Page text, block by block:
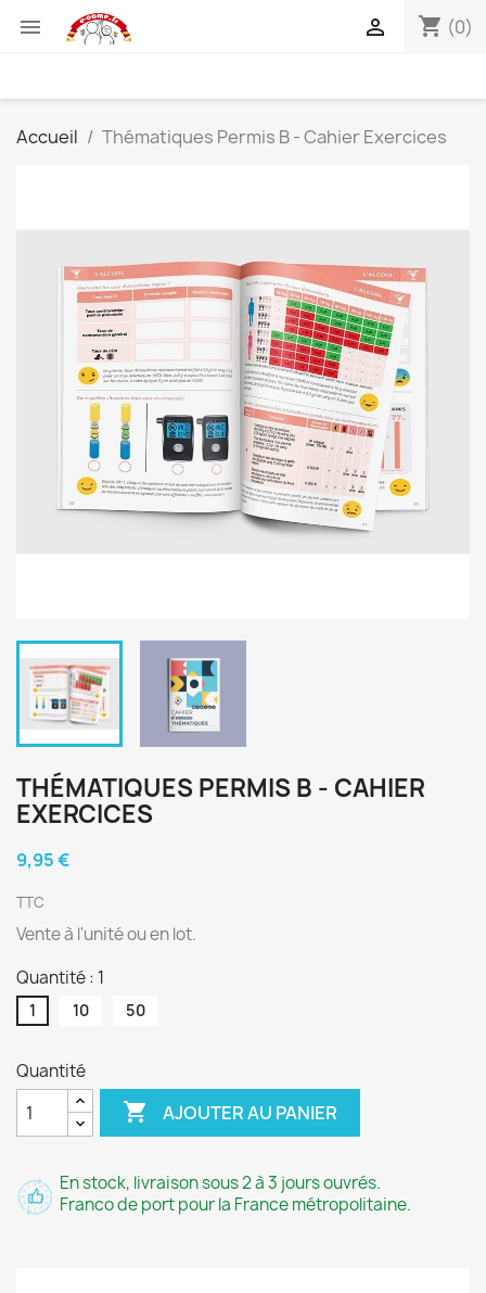
 shopping_cart (0)

Accueil Thématiques Permis B - Cahier Exercices
THÉMATIQUES PERMIS B - CAHIER
EXERCICES
9,95 €
TTC
Vente à l'unité ou en lot.
Quantité : 1
1 10 50
Quantité
 AJOUTER AU PANIER
En stock, livraison sous 2 à 3 jours ouvrés.
Franco de port pour la France métropolitaine.